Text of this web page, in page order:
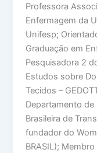
Professora
Enfermagem da
Unifesp;
Graduação em
Pesquisadora 2
Estudos sobre
Tecidos –
Departamento
Brasileira de
fundador do
BRASIL);